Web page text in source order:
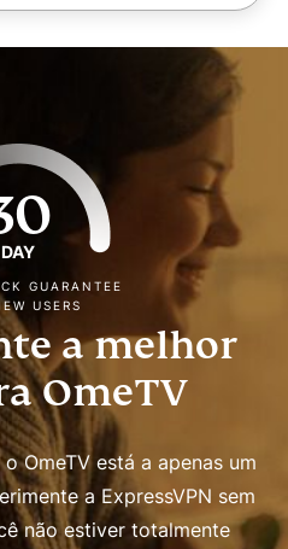
DAY
GUARANTEE
USERS
a melhor
OmeTV
OmeTV está a apenas um
a ExpressVPN sem
não estiver totalmente